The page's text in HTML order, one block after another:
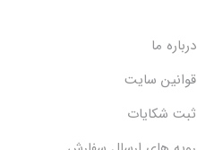
درباره ما
قوانین سایت
ثبت شکایات